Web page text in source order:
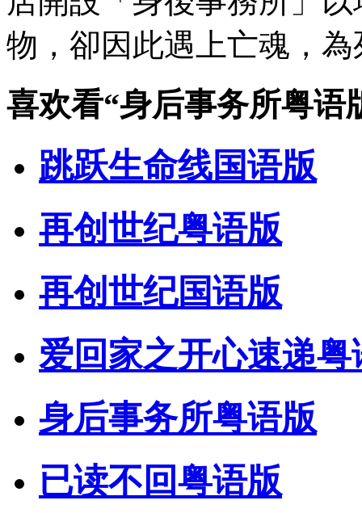
物，卻因此遇上亡魂，
喜欢看“身后事务所粤语
跳跃生命线国语版
再创世纪粤语版
再创世纪国语版
爱回家之开心速递粤
身后事务所粤语版
已读不回粤语版